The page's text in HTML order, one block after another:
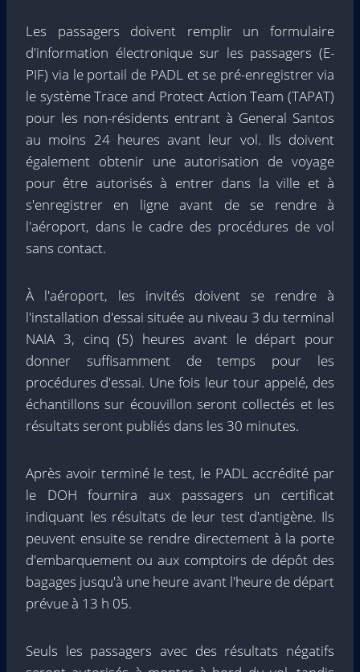
Les passagers doivent remplir un formulaire
d'information électronique sur les passagers (E-
PIF) via le portail de PADL et se pré-enregistrer via
le système Trace and Protect Action Team (TAPAT)
pour les non-résidents entrant à General Santos
au moins 24 heures avant leur vol. Ils doivent
également obtenir une autorisation de voyage
pour être autorisés à entrer dans la ville et à
s'enregistrer en ligne avant de se rendre à
l'aéroport, dans le cadre des procédures de vol
sans contact.
À l'aéroport, les invités doivent se rendre à
l'installation d'essai située au niveau 3 du terminal
NAIA 3, cinq (5) heures avant le départ pour
donner suffisamment de temps pour les
procédures d'essai. Une fois leur tour appelé, des
échantillons sur écouvillon seront collectés et les
résultats seront publiés dans les 30 minutes.
Après avoir terminé le test, le PADL accrédité par
le DOH fournira aux passagers un certificat
indiquant les résultats de leur test d'antigène. Ils
peuvent ensuite se rendre directement à la porte
d'embarquement ou aux comptoirs de dépôt des
bagages jusqu'à une heure avant l'heure de départ
prévue à 13 h 05.
Seuls les passagers avec des résultats négatifs